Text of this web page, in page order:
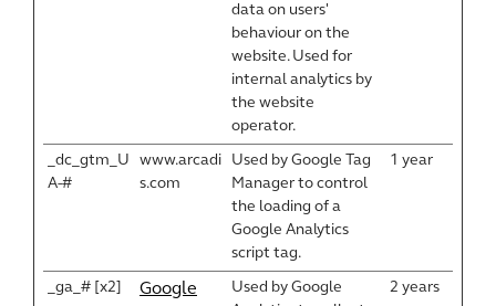
data on users'
behaviour on the
website. Used for
internal analytics by
the website
operator.
_dc_gtm_U
A-#
www.arcadi
s.com
Used by Google Tag
Manager to control
the loading of a
Google Analytics
script tag.
1 year
_ga_# [x2] Google
Used by Google
2 years